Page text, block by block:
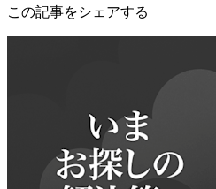
この記事をシェアする